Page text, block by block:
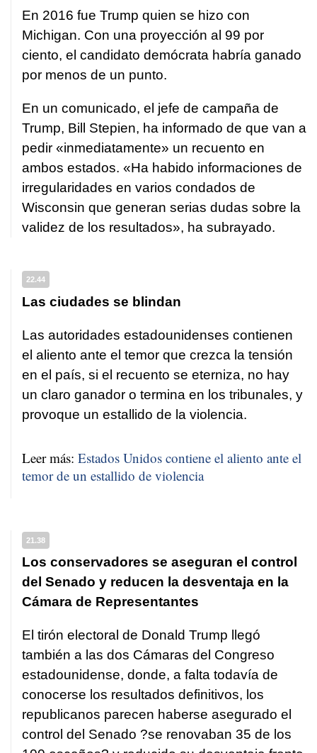
En 2016 fue Trump quien se hizo con
Michigan. Con una proyección al 99 por
ciento, el candidato demócrata habría ganado
por menos de un punto.
En un comunicado, el jefe de campaña de
Trump, Bill Stepien, ha informado de que van a
pedir «inmediatamente» un recuento en
ambos estados. «Ha habido informaciones de
irregularidades en varios condados de
Wisconsin que generan serias dudas sobre la
validez de los resultados», ha subrayado.
22.44
Las ciudades se blindan
Las autoridades estadounidenses contienen
el aliento ante el temor que crezca la tensión
en el país, si el recuento se eterniza, no hay
un claro ganador o termina en los tribunales, y
provoque un estallido de la violencia.
Leer más: Estados Unidos contiene el aliento ante el
temor de un estallido de violencia
21.38
Los conservadores se aseguran el control
del Senado y reducen la desventaja en la
Cámara de Representantes
El tirón electoral de Donald Trump llegó
también a las dos Cámaras del Congreso
estadounidense, donde, a falta todavía de
conocerse los resultados definitivos, los
republicanos parecen haberse asegurado el
control del Senado ?se renovaban 35 de los